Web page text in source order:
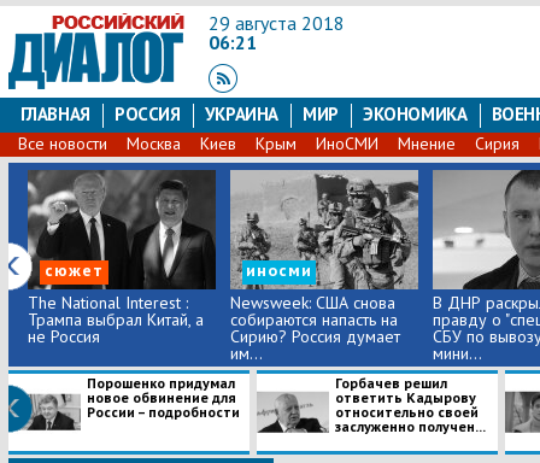
29 августа 2018
06:21
ГЛАВНАЯ РОССИЯ УКРАИНА МИР ЭКОНОМИКА
Все новости Москва Киев Крым ИноСМИ Мнение Сирия
сюжет
The National Interest :
Трампа выбрал Китай, а
не Россия
иносми
Newsweek: США снова
собираются напасть на
Сирию? Россия думает
им...
В ДНР
правду о
СБУ по
мини...
Порошенко придумал
новое обвинение для
России – подробности
Горбачев решил
ответить Кадырову
относительно своей
заслуженно получен...